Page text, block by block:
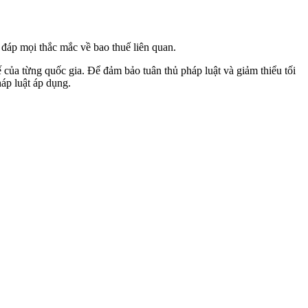
mọi thắc mắc về bao thuế liên quan.
từng quốc gia. Để đảm bảo tuân thủ pháp luật và giảm thiểu tối
luật áp dụng.